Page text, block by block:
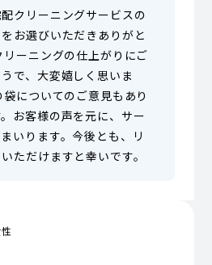
クリーニングサービスの
お選びいただきありがと
リーニングの仕上がりにご
で、大変嬉しく思いま
についてのご意見もあり
お客様の声を元に、サー
いります。今後とも、リ
ただけますと幸いです。